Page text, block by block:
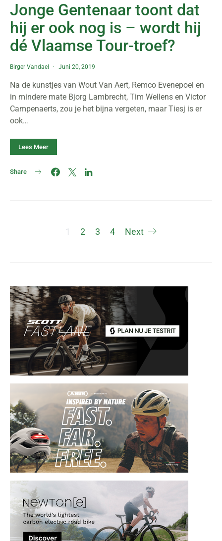
Jonge Gentenaar toont dat
hij er ook nog is – wordt hij
dé Vlaamse Tour-troef?
Birger Vandael Juni 20, 2019
Na de kunstjes van Wout Van Aert, Remco Evenepoel en
in mindere mate Bjorg Lambrecht, Tim Wellens en Victor
Campenaerts, zou je het bijna vergeten, maar Tiesj is er
ook…
Lees Meer
Share
Berichten
1 2 3 4 Next